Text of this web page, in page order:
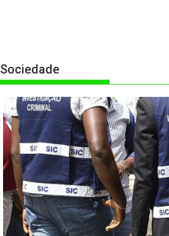
Sociedade